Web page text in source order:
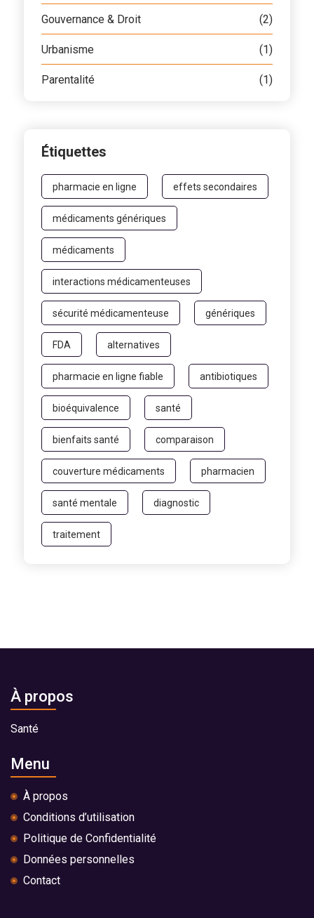
Gouvernance & Droit (2)
Urbanisme (1)
Parentalité (1)
Étiquettes
pharmacie en ligne effets secondaires
médicaments génériques
médicaments
interactions médicamenteuses
sécurité médicamenteuse génériques
FDA alternatives
pharmacie en ligne fiable antibiotiques
bioéquivalence santé
bienfaits santé comparaison
couverture médicaments pharmacien
santé mentale diagnostic
traitement
À propos
Santé
Menu
À propos
Conditions d’utilisation
Politique de Confidentialité
Données personnelles
Contact